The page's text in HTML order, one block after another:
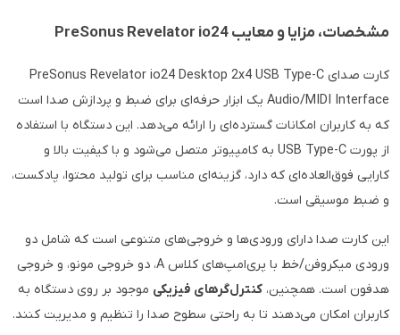
مشخصات، مزایا و معایب PreSonus Revelator io24
کارت صدای PreSonus Revelator io24 Desktop 2x4 USB Type-C
Audio/MIDI Interface یک ابزار حرفه‌ای برای ضبط و پردازش صدا است
که به کاربران امکانات گسترده‌ای را ارائه می‌دهد. این دستگاه با استفاده
از پورت USB Type-C به کامپیوتر متصل می‌شود و با کیفیت بالا و
کارایی فوق‌العاده‌ای که دارد، گزینه‌ای مناسب برای تولید محتوا، پادکست،
و ضبط موسیقی است.
این کارت صدا دارای ورودی‌ها و خروجی‌های متنوعی است که شامل دو
ورودی میکروفن/خط با پری‌امپ‌های کلاس A، دو خروجی مونو، و خروجی
هدفون است. همچنین، کنترل‌گرهای فیزیکی موجود بر روی دستگاه به
کاربران امکان می‌دهند تا به راحتی سطوح صدا را تنظیم و مدیریت کنند.